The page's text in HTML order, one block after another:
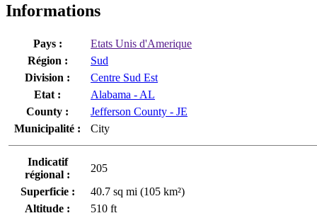
Informations
Pays :
Etats Unis d'Amerique
Région :
Sud
Division :
Centre Sud Est
Etat :
Alabama - AL
County :
Jefferson County - JE
Municipalité :
City
Indicatif
régional :
205
Superficie :
40.7 sq mi (105 km²)
Altitude :
510 ft